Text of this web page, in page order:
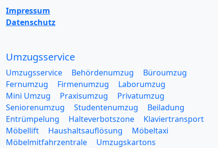
Impressum
Datenschutz
Umzugsservice
Umzugsservice Behördenumzug
Büroumzug
Fernumzug
Firmenumzug
Laborumzug
Mini Umzug
Praxisumzug
Privatumzug
Seniorenumzug
Studentenumzug
Beiladung
Entrümpelung
Halteverbotszone
Klaviertransport
Möbellift
Haushaltsauflösung
Möbeltaxi
Möbelmitfahrzentrale
Umzugskartons